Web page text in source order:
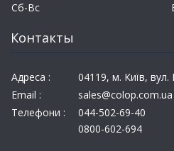
Сб-Вс
Контакты
Адреса :
04119, м. Київ,
Email :
sales@colop.com.ua
Телефони :
044-502-69-40
0800-602-694